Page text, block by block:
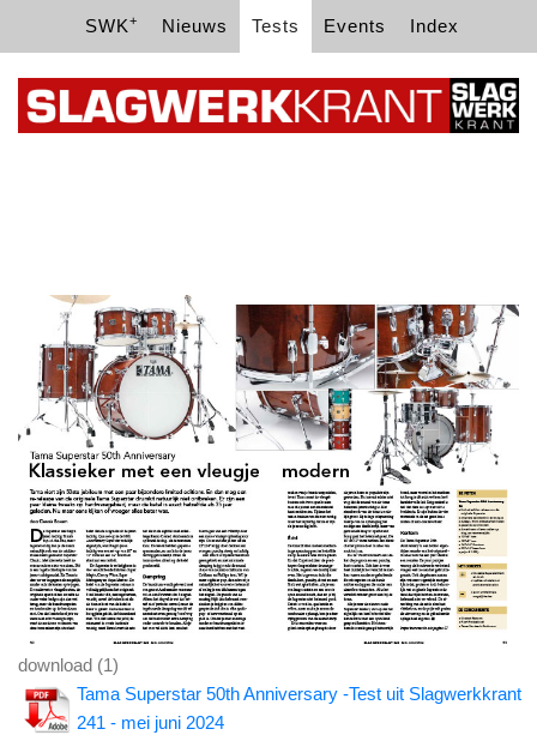
SWK+ Nieuws Tests Events Index
download (1)
Tama Superstar 50th Anniversary -Test uit Slagwerkkrant
241 - mei juni 2024